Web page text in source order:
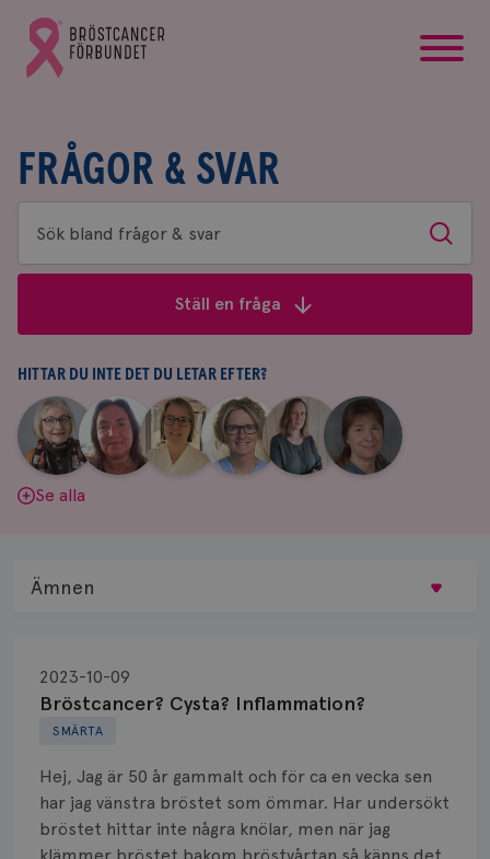
Gå
till
Bröstcancerförbundets
FRÅGOR & SVAR
Sök
bland
&
svar
Sök
Ställ en fråga
HITTAR DU INTE DET DU LETAR EFTER?
Aina
Johnsson
|
Anne
Andersson
Fredrika
Killander
|
Jeanette
Bäcklund
|
Maria
Edegran
|
Yvette
Andersson
Se alla
SMÄRTA
Bröstcancer? Cysta? Inflammation?
2023-10-09
Hej, Jag är 50 år gammalt och för ca en vecka sen
har jag vänstra bröstet som ömmar. Har undersökt
bröstet hittar inte några knölar, men när jag
Ämnen
Biopsi
Biverkningar
Bröstvårta
Knöl